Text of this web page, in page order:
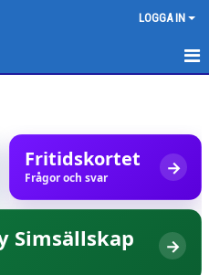
LOGGA IN
Fritidskortet
Frågor och svar →
Simsällskap →